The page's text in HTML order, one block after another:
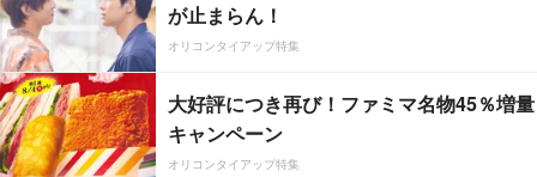
が止まらん！
オリコンタイアップ特集
大好評につき再び！ファミマ名物45％増量
キャンペーン
オリコンタイアップ特集